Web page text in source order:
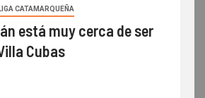
LIGA CATAMARQUEÑA
está muy cerca de ser
Cubas